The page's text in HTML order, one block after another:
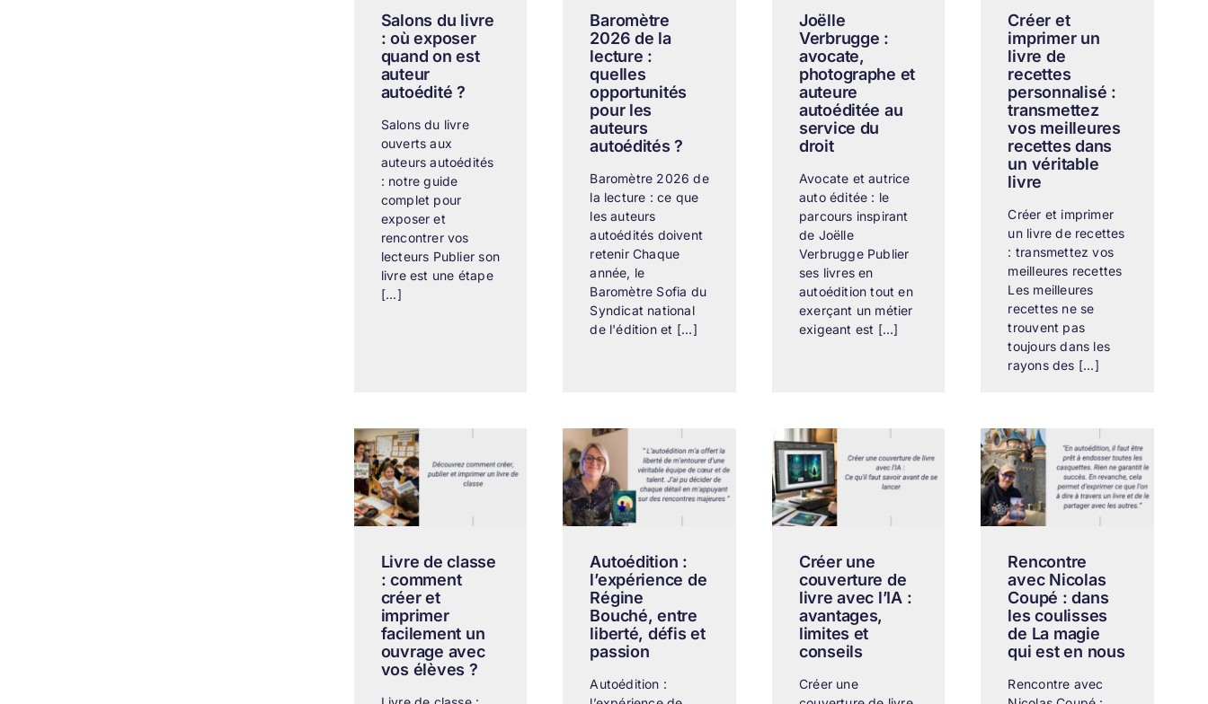
Salons du livre
: où exposer
quand on est
auteur
autoédité ?
Salons du livre
ouverts aux
auteurs autoédités
: notre guide
complet pour
exposer et
rencontrer vos
lecteurs Publier son
livre est une étape
[...]
Baromètre
2026 de la
lecture :
quelles
opportunités
pour les
auteurs
autoédités ?
Baromètre 2026 de
la lecture : ce que
les auteurs
autoédités doivent
retenir Chaque
année, le
Baromètre Sofia du
Syndicat national
de l'édition et [...]
Joëlle
Verbrugge :
avocate,
photographe et
auteure
autoéditée au
service du
droit
Avocate et autrice
auto éditée : le
parcours inspirant
de Joëlle
Verbrugge Publier
ses livres en
autoédition tout en
exerçant un métier
exigeant est [...]
Créer et
imprimer un
livre de
recettes
personnalisé :
transmettez
vos meilleures
recettes dans
un véritable
livre
Créer et imprimer
un livre de recettes
: transmettez vos
meilleures recettes
Les meilleures
recettes ne se
trouvent pas
toujours dans les
rayons des [...]
Livre de classe
: comment
créer et
imprimer
facilement un
ouvrage avec
vos élèves ?
Autoédition :
l’expérience de
Régine
Bouché, entre
liberté, défis et
passion
Autoédition :
Créer une
couverture de
livre avec l’IA :
avantages,
limites et
conseils
Créer une
Rencontre
avec Nicolas
Coupé : dans
les coulisses
de La magie
qui est en nous
Rencontre avec